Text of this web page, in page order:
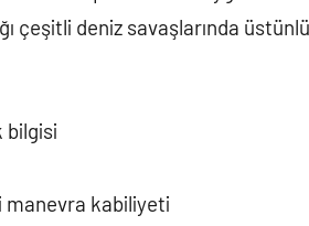
çeşitli deniz savaşlarında
bilgisi
manevra kabiliyeti